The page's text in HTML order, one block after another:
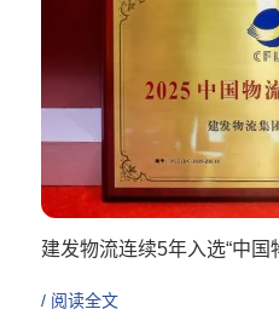
建发物流连续5年入选“中国
/ 阅读全文